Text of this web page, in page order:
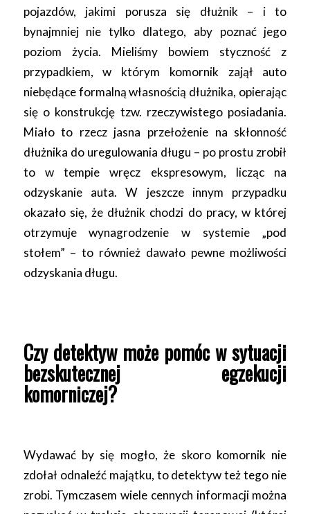
pojazdów, jakimi porusza się dłużnik – i to
bynajmniej nie tylko dlatego, aby poznać jego
poziom życia. Mieliśmy bowiem styczność z
przypadkiem, w którym komornik zajął auto
niebędące formalną własnością dłużnika, opierając
się o konstrukcję tzw. rzeczywistego posiadania.
Miało to rzecz jasna przełożenie na skłonność
dłużnika do uregulowania długu – po prostu zrobił
to w tempie wręcz ekspresowym, licząc na
odzyskanie auta. W jeszcze innym przypadku
okazało się, że dłużnik chodzi do pracy, w której
otrzymuje wynagrodzenie w systemie „pod
stołem” – to również dawało pewne możliwości
odzyskania długu.
Czy detektyw może pomóc w sytuacji
bezskutecznej egzekucji
komorniczej?
Wydawać by się mogło, że skoro komornik nie
zdołał odnaleźć majątku, to detektyw też tego nie
zrobi. Tymczasem wiele cennych informacji można